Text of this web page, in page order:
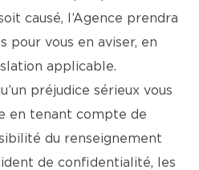
causé, l’Agence prendra
pour vous en aviser, en
applicable.
préjudice sérieux vous
en tenant compte de
du renseignement
de confidentialité, les